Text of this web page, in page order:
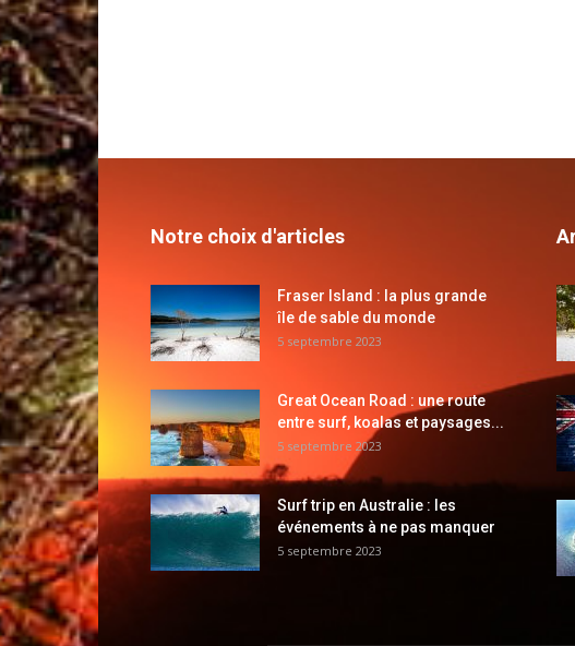
Notre choix d'articles
Fraser Island : la plus grande
île de sable du monde
5 septembre 2023
Great Ocean Road : une route
entre surf, koalas et paysages...
5 septembre 2023
Surf trip en Australie : les
événements à ne pas manquer
5 septembre 2023